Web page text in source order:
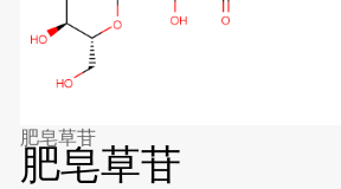
肥皂草苷
肥皂草苷